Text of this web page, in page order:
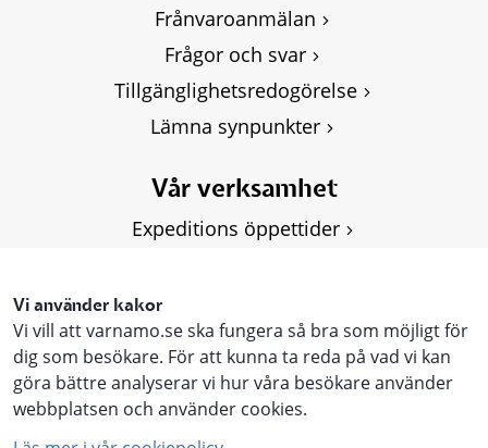
Vi använder kakor
Vi vill att varnamo.se ska fungera så bra som möjligt för
dig som besökare. För att kunna ta reda på vad vi kan
göra bättre analyserar vi hur våra besökare använder
webbplatsen och använder cookies.
Frånvaroanmälan
Frågor och svar
Tillgänglighetsredogörelse
Lämna synpunkter
Vår verksamhet
Expeditions öppettider
Personuppgifter, GDPR